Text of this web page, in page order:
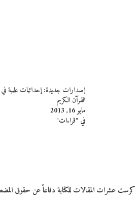
إصدارات جديدة: إحداثيات علمية في
القرآن الكريم
مايو 16, 2013
في "قراءات"
كرست عشرات المقالات للكتابة دفاعاً عن حقوق